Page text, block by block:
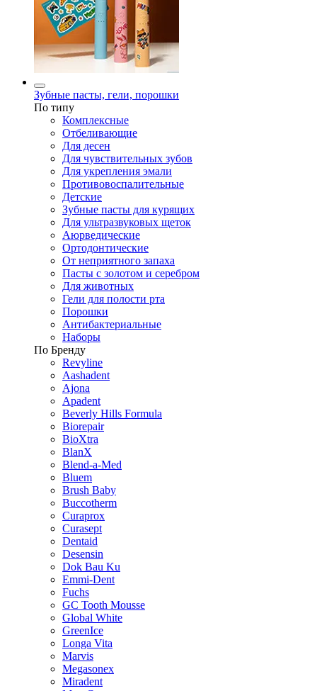
Зубные пасты, гели, порошки
По типу
Комплексные
Отбеливающие
Для десен
Для чувствительных зубов
Для укрепления эмали
Противовоспалительные
Детские
Зубные пасты для курящих
Для ультразвуковых щеток
Аюрведические
Ортодонтические
От неприятного запаха
Пасты с золотом и серебром
Для животных
Гели для полости рта
Порошки
Антибактериальные
Наборы
По Бренду
Revyline
Aashadent
Ajona
Apadent
Beverly Hills Formula
Biorepair
BioXtra
BlanX
Blend-a-Med
Bluem
Brush Baby
Buccotherm
Curaprox
Curasept
Dentaid
Desensin
Dok Bau Ku
Emmi-Dent
Fuchs
GC Tooth Mousse
Global White
GreenIce
Longa Vita
Marvis
Megasonex
Miradent